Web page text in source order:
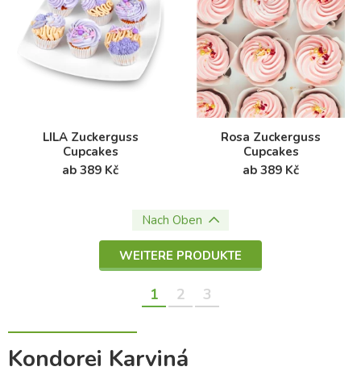
LILA Zuckerguss
Cupcakes
ab 389 Kč
Rosa Zuckerguss
Cupcakes
ab 389 Kč
Nach Oben
WEITERE PRODUKTE
1 2 3
Kondorei Karviná